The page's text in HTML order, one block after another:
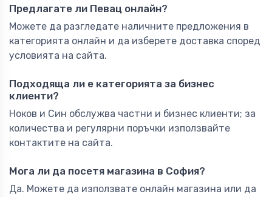
Предлагате ли Певац онлайн?
Можете да разгледате наличните предложения в
категорията онлайн и да изберете доставка според
условията на сайта.
Подходяща ли е категорията за бизнес
клиенти?
Ноков и Син обслужва частни и бизнес клиенти; за
количества и регулярни поръчки използвайте
контактите на сайта.
Мога ли да посетя магазина в София?
Да. Можете да използвате онлайн магазина или да